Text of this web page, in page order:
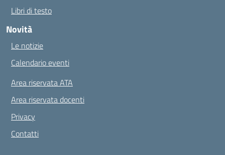
Libri di testo
Novità
Le notizie
Calendario eventi
Area riservata ATA
Area riservata docenti
Privacy
Contatti